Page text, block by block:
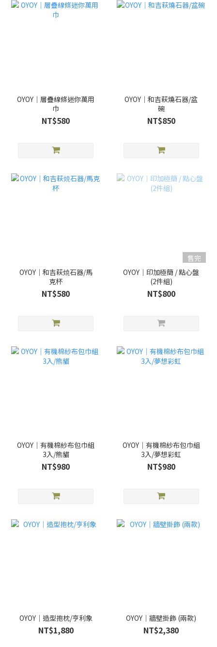
OYOY｜層疊線條迷你萬用
巾
NT$580
OYOY｜和吉萩燒石器/盆
碗
NT$850
OYOY｜和吉萩焼石器/馬
克杯
NT$580
售完
OYOY｜印加極簡 / 點心盤
(2件組)
NT$800
OYOY｜有機棉紗布包巾組
3入/熊貓
NT$980
OYOY｜有機棉紗布包巾組
3入/夢想彩虹
NT$980
OYOY｜造型抱枕/亨利象
NT$1,880
OYOY｜牆壁掛飾 (兩款)
NT$2,380